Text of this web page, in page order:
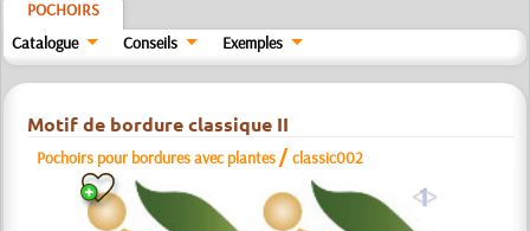
POCHOIRS
Catalogue
Conseils Exemples
Motif de bordure classique II
Pochoirs pour bordures avec plantes /classic002
a